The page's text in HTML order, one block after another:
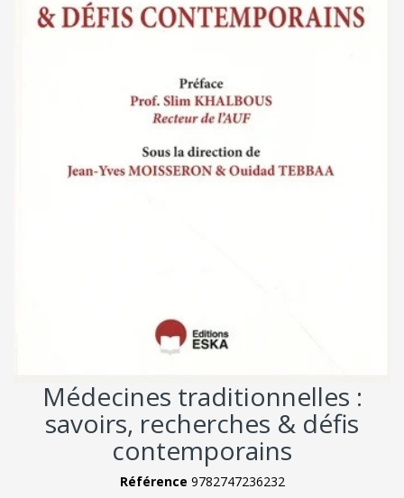
Médecines traditionnelles :
savoirs, recherches & défis
contemporains
Référence 9782747236232